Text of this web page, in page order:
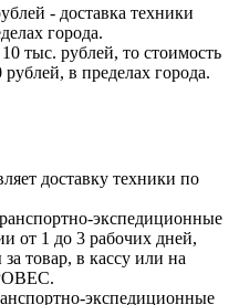
- доставка техники
города.
тыс. рублей, то стоимость
рублей, в пределах города.
доставку техники по
экспедиционные
от 1 до 3 рабочих дней,
товар, в кассу или на
экспедиционные